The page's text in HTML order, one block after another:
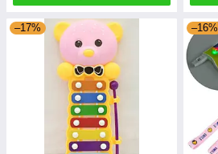
–17% –16%